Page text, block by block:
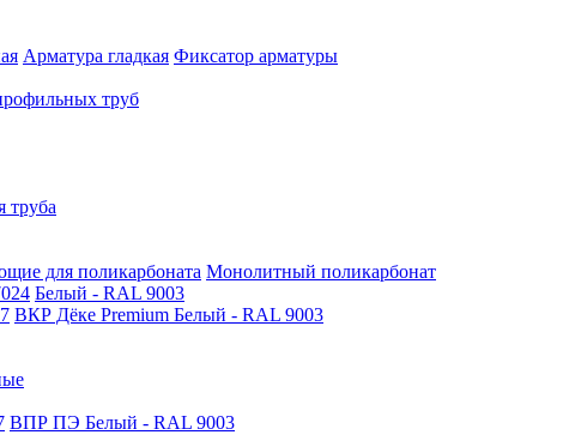
Арматура гладкая Фиксатор арматуры
труб
труба
для поликарбоната Монолитный поликарбонат
Белый - RAL 9003
ВКР Дёке Premium Белый - RAL 9003
ВПР ПЭ Белый - RAL 9003